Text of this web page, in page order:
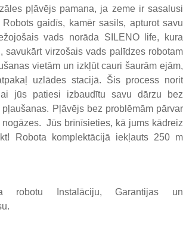
pļāvējs pamana, ja zeme ir sasalusi
gaidīs, kamēr sasils, apturot savu
vads norāda SILENO life, kura
savukārt virzošais vads palīdzes robotam
vietām un izkļūt cauri šaurām ejām,
uzlādes stacijā. Šis process norit
jūs patiesi izbaudītu savu dārzu bez
Pļāvējs bez problēmām pārvar
Jūs brīnīsieties, kā jums kādreiz
Robota komplektācijā iekļauts 250 m
robotu Instalāciju, Garantijas un